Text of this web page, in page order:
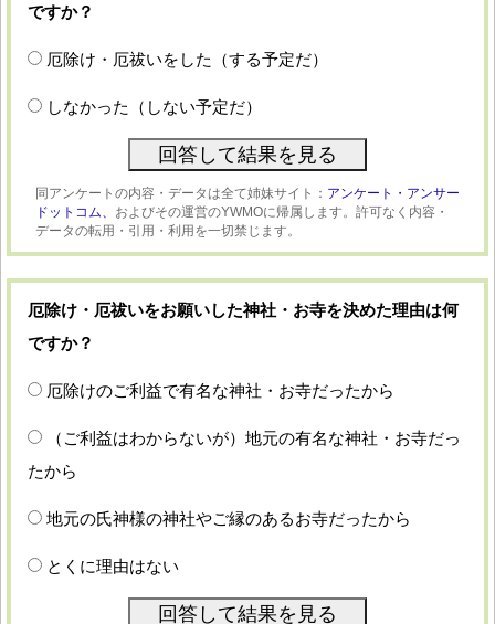
ですか？
厄除け・厄祓いをした（する予定だ）
しなかった（しない予定だ）
同アンケートの内容・データは全て姉妹サイト： アンケート・アンサー
ドットコム、 およびその運営のYWMOに帰属します。許可なく内容・
データの転用・引用・利用を一切禁じます。
厄除け・厄祓いをお願いした神社・お寺を決めた理由は何
ですか？
厄除けのご利益で有名な神社・お寺だったから
（ご利益はわからないが）地元の有名な神社・お寺だっ
たから
地元の氏神様の神社やご縁のあるお寺だったから
とくに理由はない